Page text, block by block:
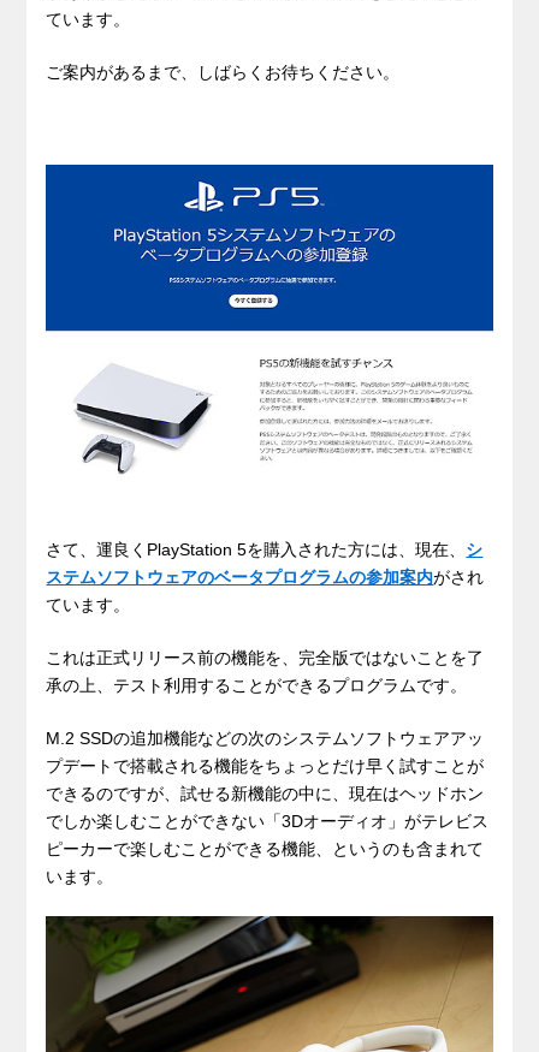
ています。
ご案内があるまで、しばらくお待ちください。
さて、運良くPlayStation 5を購入された方には、現在、 シ
ステムソフトウェアのベータプログラムの参加案内がされ
ています。
これは正式リリース前の機能を、完全版ではないことを了
承の上、テスト利用することができるプログラムです。
M.2 SSDの追加機能などの次のシステムソフトウェアアッ
プデートで搭載される機能をちょっとだけ早く試すことが
できるのですが、試せる新機能の中に、現在はヘッドホン
でしか楽しむことができない「3Dオーディオ」がテレビス
ピーカーで楽しむことができる機能、というのも含まれて
います。